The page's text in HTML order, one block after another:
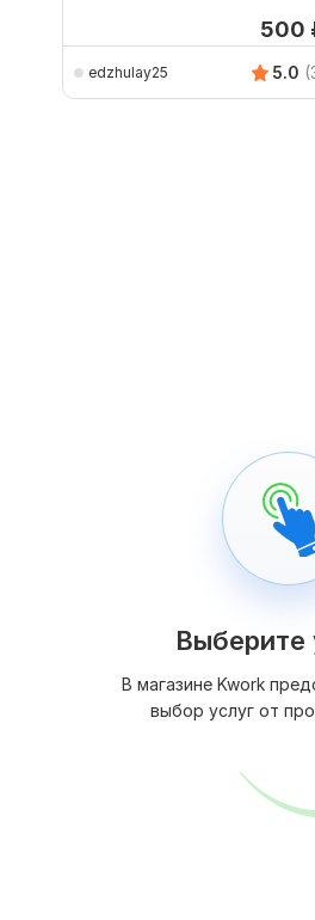
500
edzhulay25 5.0
Выберите
В магазине Kwork
выбор услуг от